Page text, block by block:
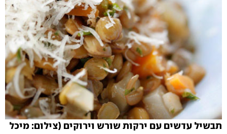
תבשיל עדשים עם ירקות שורש וירוקים (צילום: מיכל